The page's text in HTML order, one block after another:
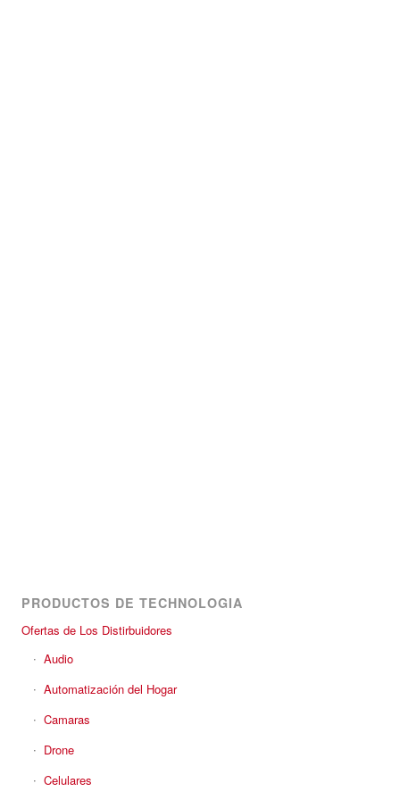
PRODUCTOS DE TECHNOLOGIA
Ofertas de Los Distirbuidores
Audio
Automatización del Hogar
Camaras
Drone
Celulares